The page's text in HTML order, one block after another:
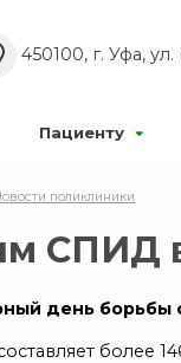
450100, г. Уфа,
Пациенту
поликлиники
СПИД
день
более